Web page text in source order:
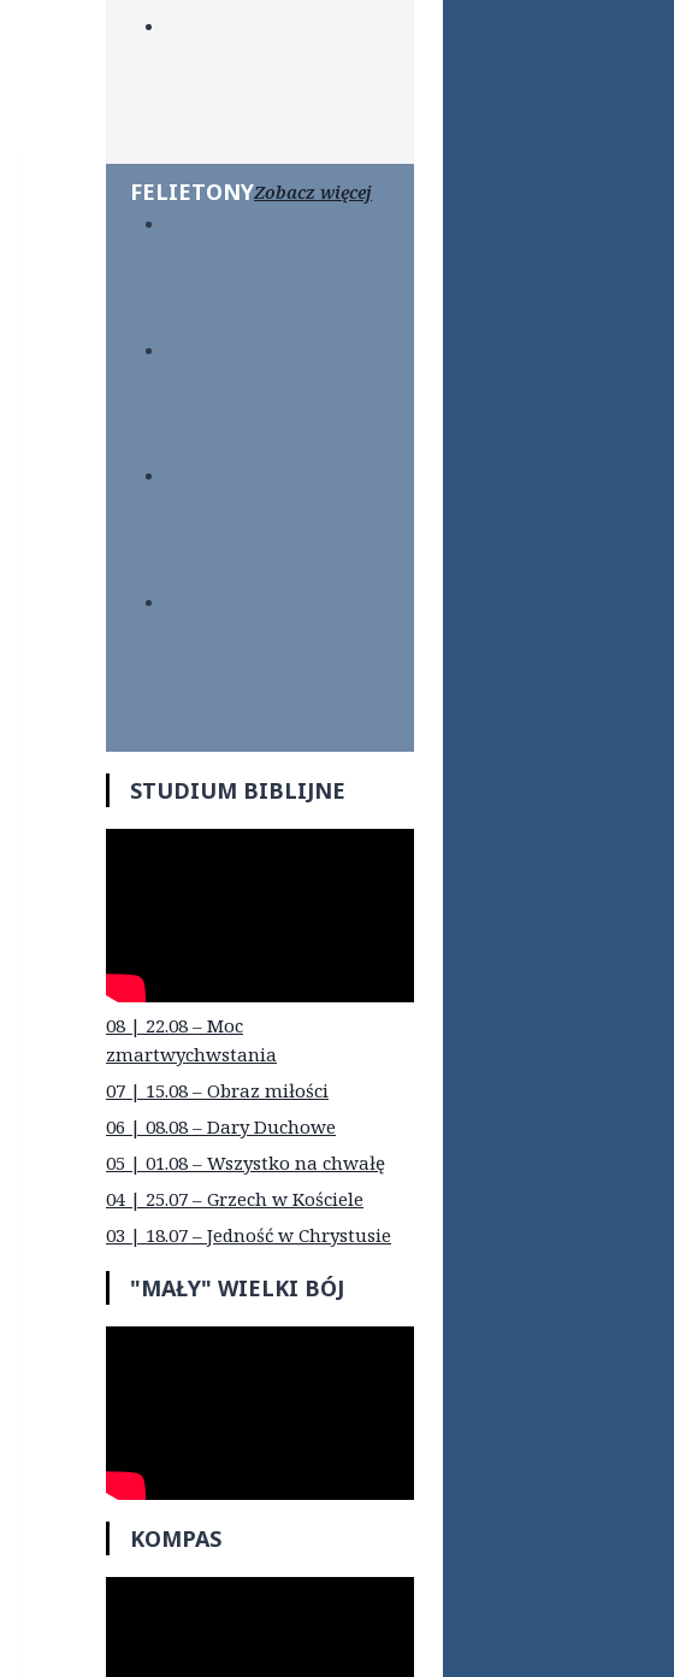
FELIETONYZobacz więcej
STUDIUM BIBLIJNE
08 | 22.08 – Moc
zmartwychwstania
07 | 15.08 – Obraz miłości
06 | 08.08 – Dary Duchowe
05 | 01.08 – Wszystko na chwałę
04 | 25.07 – Grzech w Kościele
03 | 18.07 – Jedność w Chrystusie
"MAŁY" WIELKI BÓJ
KOMPAS